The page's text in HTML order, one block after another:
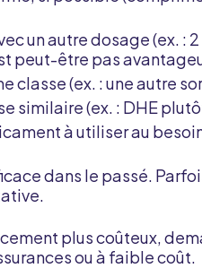
un autre dosage (ex. :
peut-être pas
classe (ex. : une autre
similaire (ex. : DHE
à utiliser au
dans le passé.
plus coûteux,
ou à faible coût.